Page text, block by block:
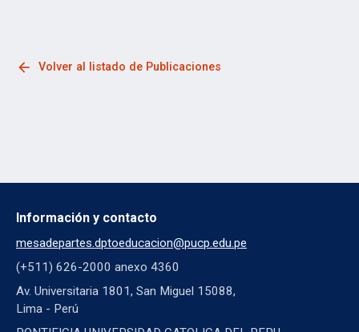
arrow_back Volver al listado de Publicaciones
Información y contacto
mesadepartes.dptoeducacion@pucp.edu.pe
(+511) 626-2000 anexo 4360
Av. Universitaria 1801, San Miguel 15088,
Lima - Perú